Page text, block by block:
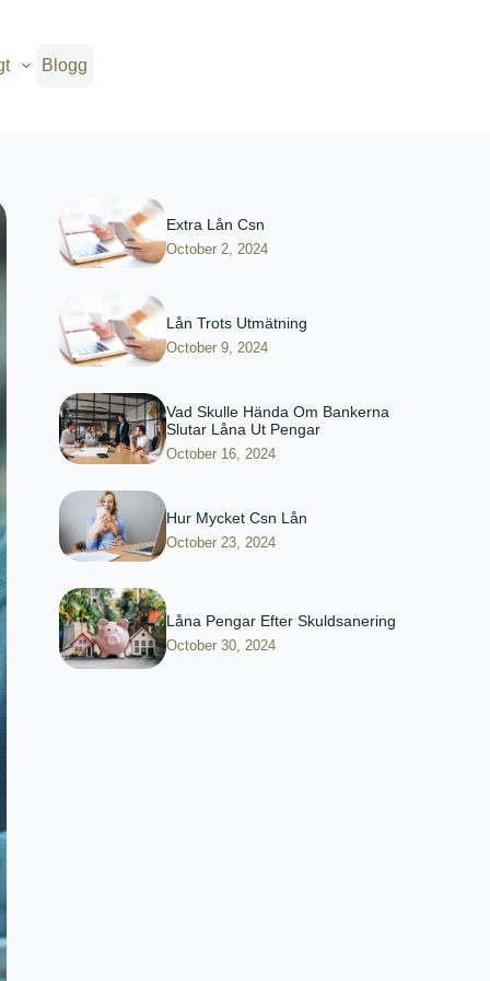
Blogg
Extra Lån Csn
October 2, 2024
Lån Trots Utmätning
October 9, 2024
Vad Skulle Hända Om Bankerna
Slutar Låna Ut Pengar
October 16, 2024
Hur Mycket Csn Lån
October 23, 2024
Låna Pengar Efter Skuldsanering
October 30, 2024